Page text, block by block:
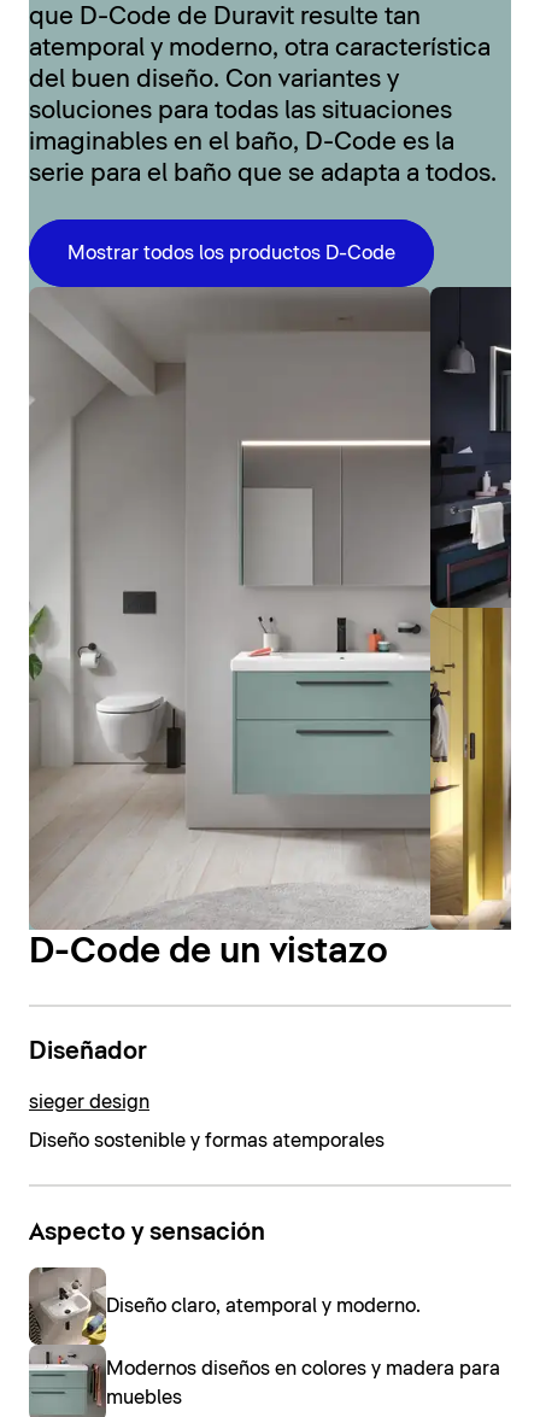
que D-Code de Duravit resulte tan
atemporal y moderno, otra característica
del buen diseño. Con variantes y
soluciones para todas las situaciones
imaginables en el baño, D-Code es la
serie para el baño que se adapta a todos.
Mostrar todos los productos D-Code
D-Code de un vistazo
Diseñador
sieger design
Diseño sostenible y formas atemporales
Aspecto y sensación
Diseño claro, atemporal y moderno.
Modernos diseños en colores y madera para
muebles